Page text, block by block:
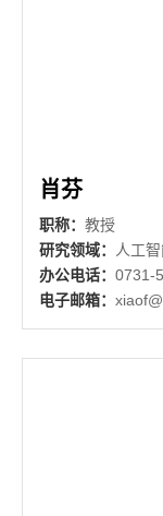
肖芬
职称： 教授
研究领域： 人工
办公电话： 0731-
电子邮箱：